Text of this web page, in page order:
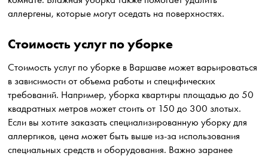
аллергены, которые могут оседать на поверхностях.
Стоимость услуг по уборке
Стоимость услуг по уборке в Варшаве может варьироваться
в зависимости от объема работы и специфических
требований. Например, уборка квартиры площадью до 50
квадратных метров может стоить от 150 до 300 злотых.
Если вы хотите заказать специализированную уборку для
аллергиков, цена может быть выше из-за использования
специальных средств и оборудования. Важно заранее